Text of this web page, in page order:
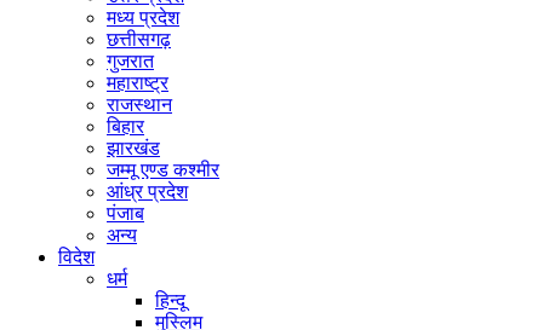
मध्य प्रदेश
छत्तीसगढ़
गुजरात
महाराष्ट्र
राजस्थान
बिहार
झारखंड
जम्मू एण्ड कश्मीर
आंध्र प्रदेश
पंजाब
अन्य
विदेश
धर्म
हिन्दू
मुस्लिम